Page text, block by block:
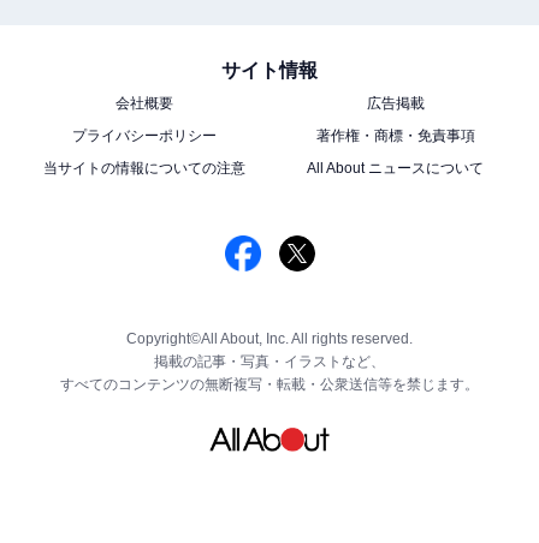
サイト情報
会社概要
広告掲載
プライバシーポリシー
著作権・商標・免責事項
当サイトの情報についての注意
All About ニュースについて
Copyright©All About, Inc. All rights reserved.
掲載の記事・写真・イラストなど、
すべてのコンテンツの無断複写・転載・公衆送信等を禁じます。